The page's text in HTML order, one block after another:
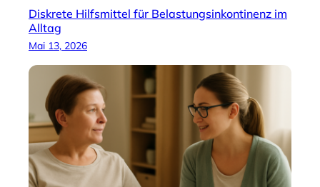
Diskrete Hilfsmittel für Belastungsinkontinenz im
Alltag
Mai 13, 2026